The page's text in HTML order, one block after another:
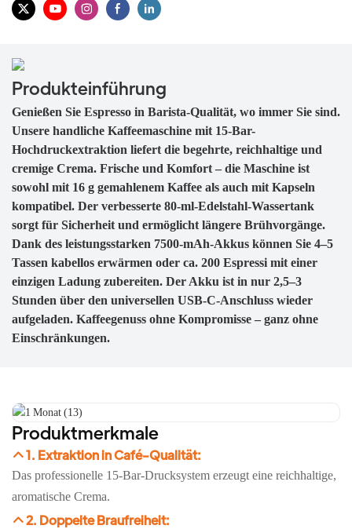
Produkteinführung
Genießen Sie Espresso in Barista-Qualität, wo immer Sie sind.
Unsere handliche Kaffeemaschine mit 15-Bar-
Hochdruckextraktion liefert die begehrte, reichhaltige und
cremige Crema. Frische und Komfort – die Maschine ist
sowohl mit 16 g gemahlenem Kaffee als auch mit Kapseln
kompatibel. Der verbesserte 80-ml-Edelstahl-Wassertank
sorgt für Sicherheit und ermöglicht längere Brühvorgänge.
Dank des leistungsstarken 7500-mAh-Akkus können Sie 4–5
Tassen kabellos erwärmen oder ca. 200 Espressi mit einer
einzigen Ladung zubereiten. Der Akku ist in nur 2,5–3
Stunden über den universellen USB-C-Anschluss wieder
aufgeladen. Kaffeegenuss ohne Kompromisse – ganz ohne
Einschränkungen.
Produktmerkmale
1. Extraktion in Café-Qualität:
Das professionelle 15-Bar-Drucksystem erzeugt eine reichhaltige,
aromatische Crema.
2. Doppelte Braufreiheit: